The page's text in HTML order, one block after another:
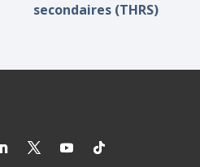
secondaires (THRS)